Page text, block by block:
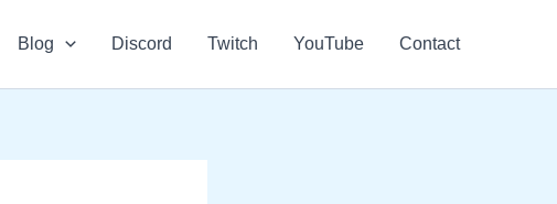
Blog Discord Twitch YouTube Contact